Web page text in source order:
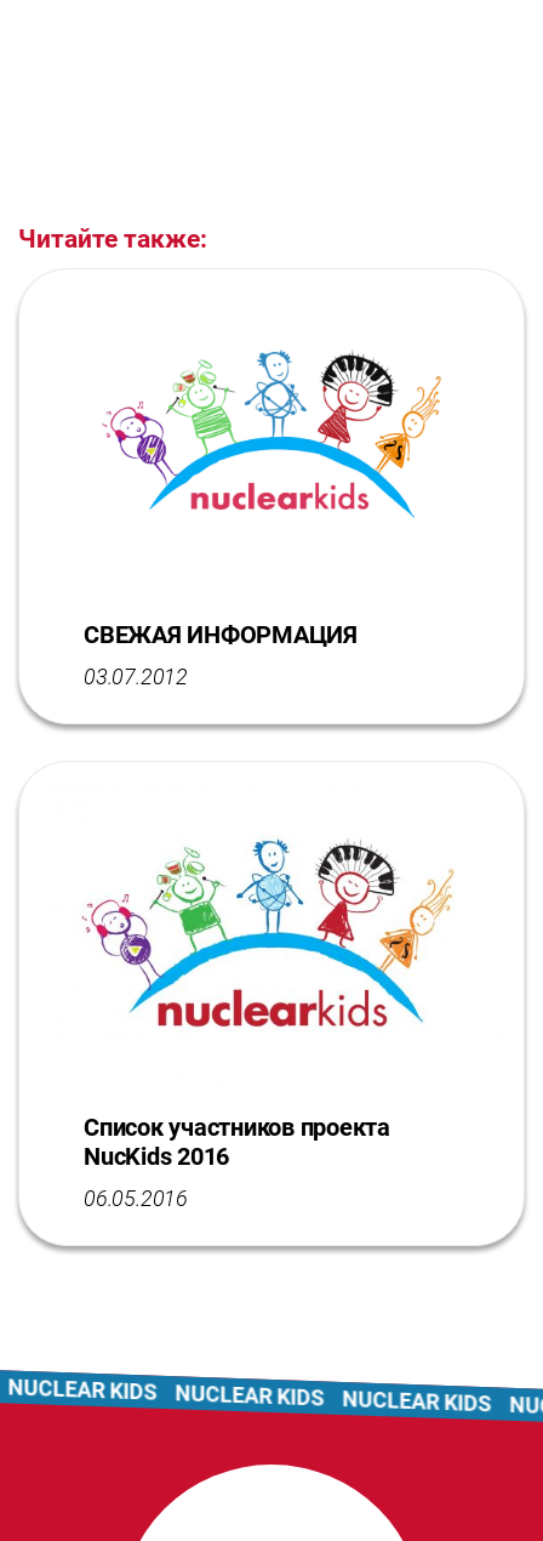
Читайте также:
СВЕЖАЯ ИНФОРМАЦИЯ
03.07.2012
Список участников проекта
NucKids 2016
06.05.2016
KIDS NUCLEAR KIDS NUCLEAR KIDS